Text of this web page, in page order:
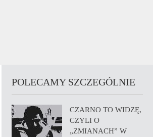
POLECAMY SZCZEGÓLNIE
CZARNO TO WIDZĘ,
CZYLI O
„ZMIANACH” W